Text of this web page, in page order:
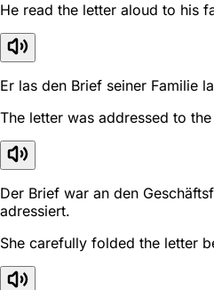
He read the letter aloud to his
Er las den Brief seiner Familie
The letter was addressed to
Der Brief war an den
adressiert.
She carefully folded the letter